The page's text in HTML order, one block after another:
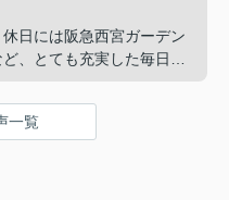
へのアクセス、阪急西宮
い物施設など、将来も安
りました。
さんへ相談すると、収益
提案いただきました。
日には阪急西宮ガーデン
、とても充実した毎日を
進学を意識する年齢にな
一覧